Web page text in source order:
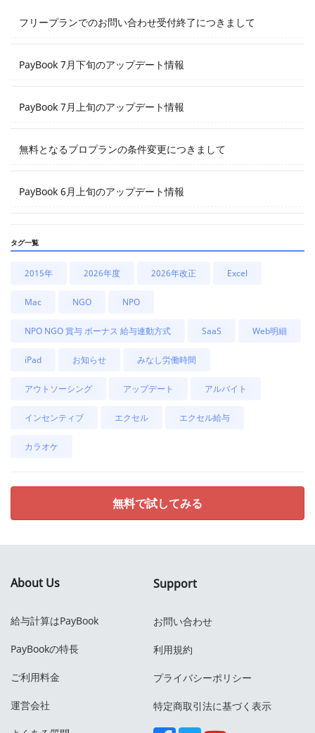
フリープランでのお問い合わせ受付終了につきまして
PayBook 7月下旬のアップデート情報
PayBook 7月上旬のアップデート情報
無料となるプロプランの条件変更につきまして
PayBook 6月上旬のアップデート情報
タグ一覧
2015年 2026年度 2026年改正 Excel
Mac NGO NPO
NPO NGO 賞与 ボーナス 給与連動方式 SaaS Web明細
iPad お知らせ みなし労働時間
アウトソーシング アップデート アルバイト
インセンティブ エクセル エクセル給与
カラオケ
無料で試してみる
About Us
給与計算はPayBook
PayBookの特長
ご利用料金
運営会社
Support
お問い合わせ
利用規約
プライバシーポリシー
特定商取引法に基づく表示